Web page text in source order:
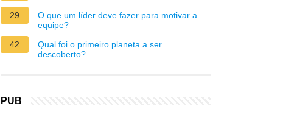
29
O que um líder deve fazer para motivar a
equipe?
42
Qual foi o primeiro planeta a ser
descoberto?
PUB